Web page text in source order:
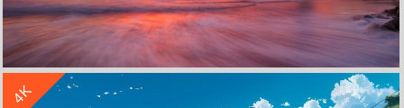
冬季日出 天空 云 海边 灯塔 4K风景壁纸
4K
收 藏